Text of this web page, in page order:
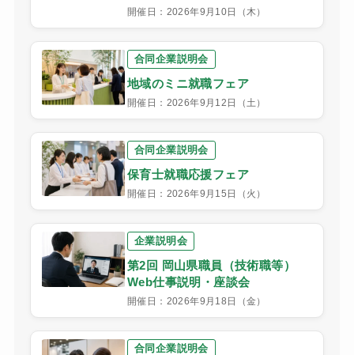
開催日：2026年9月10日（木）
合同企業説明会
地域のミニ就職フェア
開催日：2026年9月12日（土）
合同企業説明会
保育士就職応援フェア
開催日：2026年9月15日（火）
企業説明会
第2回 岡山県職員（技術職等）
Web仕事説明・座談会
開催日：2026年9月18日（金）
合同企業説明会